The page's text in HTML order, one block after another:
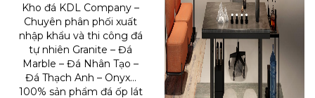
Kho đá KDL Company –
Chuyên phân phối xuất
nhập khẩu và thi công đá
tự nhiên Granite – Đá
Marble – Đá Nhân Tạo –
Đá Thạch Anh – Onyx…
100% sản phẩm đá ốp lát